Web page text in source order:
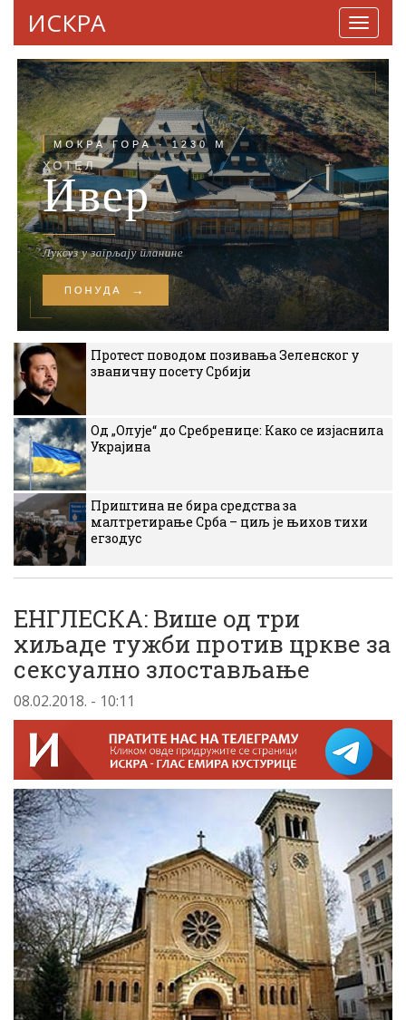
ИСКРА
Протест поводом позивања Зеленског у
званичну посету Србији
Од „Олује“ до Сребренице: Како се изјаснила
Украјина
Приштина не бира средства за
малтретирање Срба – циљ је њихов тихи
егзодус
ЕНГЛЕСКА: Више од три
хиљаде тужби против цркве за
сексуално злостављање
08.02.2018. - 10:11